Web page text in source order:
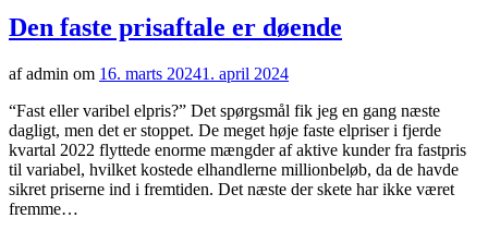
Den faste prisaftale er døende
af admin om 16. marts 20241. april 2024
“Fast eller varibel elpris?” Det spørgsmål fik jeg en gang næste
dagligt, men det er stoppet. De meget høje faste elpriser i fjerde
kvartal 2022 flyttede enorme mængder af aktive kunder fra fastpris
til variabel, hvilket kostede elhandlerne millionbeløb, da de havde
sikret priserne ind i fremtiden. Det næste der skete har ikke været
fremme…